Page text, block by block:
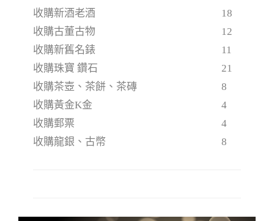
收購新酒老酒
18
收購古董古物
12
收購新舊名錶
11
收購珠寶 鑽石
21
收購茶壺、茶餅、茶磚
8
收購黃金K金
4
收購郵票
4
收購龍銀、古幣
8